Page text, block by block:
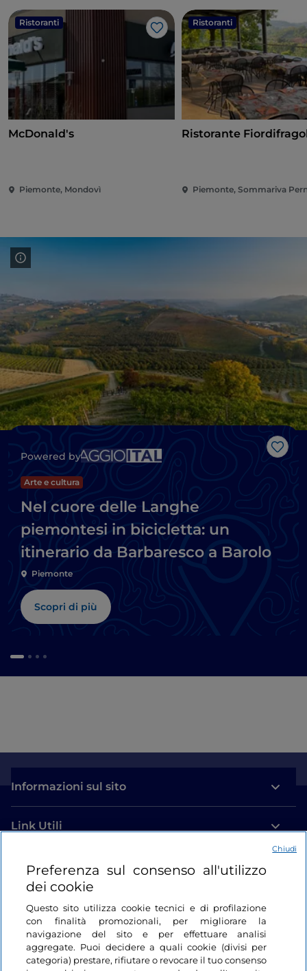
Ristoranti
Like
McDonald's
Piemonte, Mondovì
Ristoranti
Ristorante
Piemonte, Sommariva
Like
Powered by
Arte e cultura
Nel cuore delle Langhe
piemontesi in bicicletta: un
itinerario da Barbaresco a Barolo
Piemonte
Scopri di più
Informazioni sul sito
Link Utili
Login
Restiamo in contatto
Preferenza sul consenso all'utilizzo
dei cookie
Questo sito utilizza cookie tecnici e di profilazione
con finalità promozionali, per migliorare la
navigazione del sito e per effettuare analisi
aggregate. Puoi decidere a quali cookie (divisi per
categoria) prestare, rifiutare o revocare il tuo consenso
Chiudi